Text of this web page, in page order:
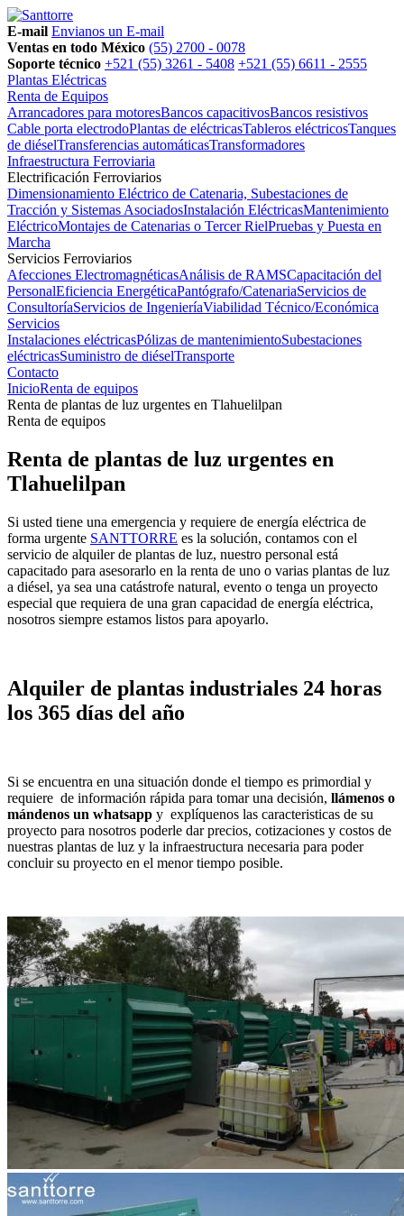
E-mail Envianos un E-mail
Ventas en todo México (55) 2700 - 0078
Soporte técnico +521 (55) 3261 - 5408 +521 (55) 6611 - 2555
Plantas Eléctricas
Renta de Equipos
Arrancadores para motoresBancos capacitivosBancos resistivos
Cable porta electrodoPlantas de eléctricasTableros eléctricosTanques
de diéselTransferencias automáticasTransformadores
Infraestructura Ferroviaria
Electrificación Ferroviarios
Dimensionamiento Eléctrico de Catenaria, Subestaciones de
Tracción y Sistemas AsociadosInstalación EléctricasMantenimiento
EléctricoMontajes de Catenarias o Tercer RielPruebas y Puesta en
Marcha
Servicios Ferroviarios
Afecciones ElectromagnéticasAnálisis de RAMSCapacitación del
PersonalEficiencia EnergéticaPantógrafo/CatenariaServicios de
ConsultoríaServicios de IngenieríaViabilidad Técnico/Económica
Servicios
Instalaciones eléctricasPólizas de mantenimientoSubestaciones
eléctricasSuministro de diéselTransporte
Contacto
InicioRenta de equipos
Renta de plantas de luz urgentes en Tlahuelilpan
Renta de equipos
Renta de plantas de luz urgentes en
Tlahuelilpan
Si usted tiene una emergencia y requiere de energía eléctrica de
forma urgente SANTTORRE es la solución, contamos con el
servicio de alquiler de plantas de luz, nuestro personal está
capacitado para asesorarlo en la renta de uno o varias plantas de luz
a diésel, ya sea una catástrofe natural, evento o tenga un proyecto
especial que requiera de una gran capacidad de energía eléctrica,
nosotros siempre estamos listos para apoyarlo.
Alquiler de plantas industriales 24 horas
los 365 días del año
Si se encuentra en una situación donde el tiempo es primordial y
requiere de información rápida para tomar una decisión, llámenos o
mándenos un whatsapp y explíquenos las caracteristicas de su
proyecto para nosotros poderle dar precios, cotizaciones y costos de
nuestras plantas de luz y la infraestructura necesaria para poder
concluir su proyecto en el menor tiempo posible.